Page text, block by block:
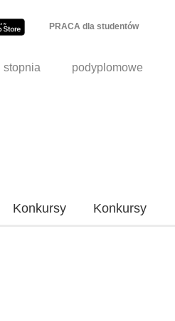
PRACA dla studentów
II stopnia podyplomowe
Konkursy Konkursy